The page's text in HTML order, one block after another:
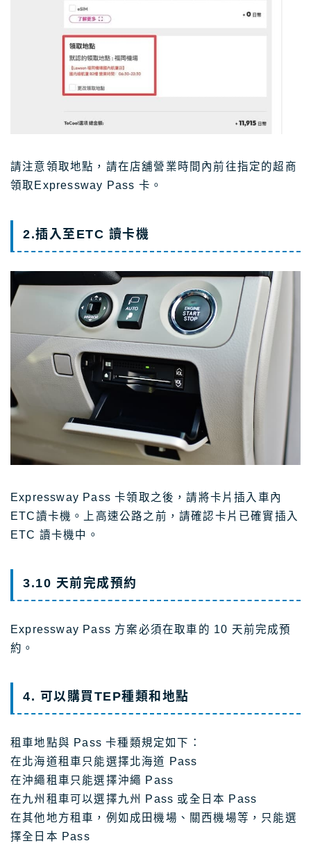
請注意領取地點，請在店舖營業時間內前往指定的超商
領取Expressway Pass 卡。
2.插入至ETC 讀卡機
Expressway Pass 卡領取之後，請將卡片插入車內
ETC讀卡機。上高速公路之前，請確認卡片已確實插入
ETC 讀卡機中。
3.10 天前完成預約
Expressway Pass 方案必須在取車的 10 天前完成預
約。
4. 可以購買TEP種類和地點
租車地點與 Pass 卡種類規定如下：
在北海道租車只能選擇北海道 Pass
在沖繩租車只能選擇沖繩 Pass
在九州租車可以選擇九州 Pass 或全日本 Pass
在其他地方租車，例如成田機場、關西機場等，只能選
擇全日本 Pass